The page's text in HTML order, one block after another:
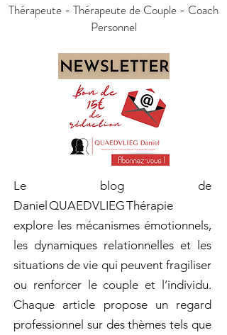
Thérapeute - Thérapeute de Couple - Coach
Personnel
Le blog de
Daniel QUAEDVLIEG Thérapie
explore les mécanismes émotionnels,
les dynamiques relationnelles et les
situations de vie qui peuvent fragiliser
ou renforcer le couple et l’individu.
Chaque article propose un regard
professionnel sur des thèmes tels que